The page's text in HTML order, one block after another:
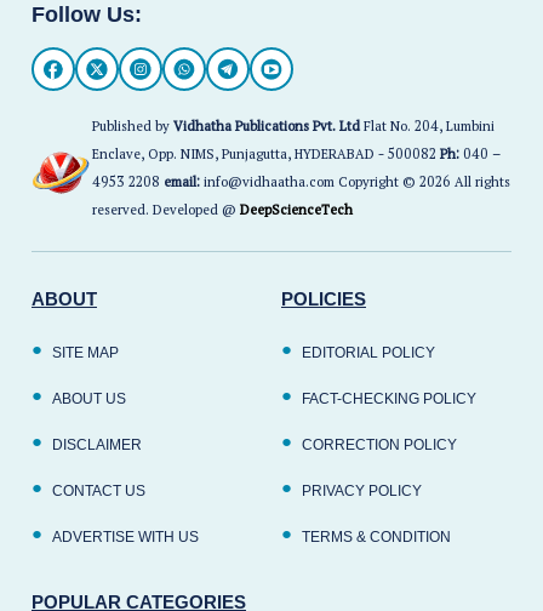
Follow Us:
Published byVidhatha Publications Pvt. LtdFlat No. 204, Lumbini
Enclave, Opp. NIMS, Punjagutta, HYDERABAD - 500082Ph:040 –
4953 2208 email:info@vidhaatha.com Copyright © 2026 All rights
reserved. Developed @DeepScienceTech
ABOUT
SITE MAP
ABOUT US
DISCLAIMER
CONTACT US
ADVERTISE WITH US
POLICIES
EDITORIAL POLICY
FACT-CHECKING POLICY
CORRECTION POLICY
PRIVACY POLICY
TERMS & CONDITION
POPULAR CATEGORIES